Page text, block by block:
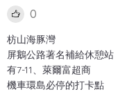
0
枋山海豚灣
屏鵝公路著名補給休憩站
有7-11、萊爾富超商
機車環島必停的打卡點